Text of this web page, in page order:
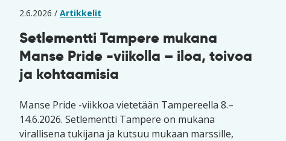
2.6.2026 / Artikkelit
Setlementti Tampere mukana
Manse Pride -viikolla – iloa, toivoa
ja kohtaamisia
Manse Pride -viikkoa vietetään Tampereella 8.–
14.6.2026. Setlementti Tampere on mukana
virallisena tukijana ja kutsuu mukaan marssille,